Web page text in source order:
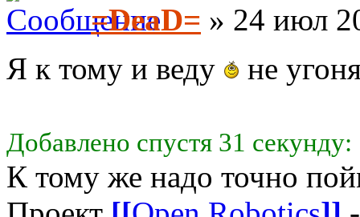
=DeaD= » 24 июл
Я к тому и веду
не
Добавлено спустя 31 секунду:
К тому же надо точно